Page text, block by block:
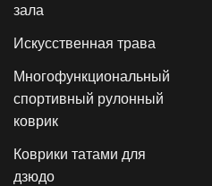
зала
Искусственная трава
Многофункциональный
спортивный рулонный
коврик
Коврики татами для
дзюдо